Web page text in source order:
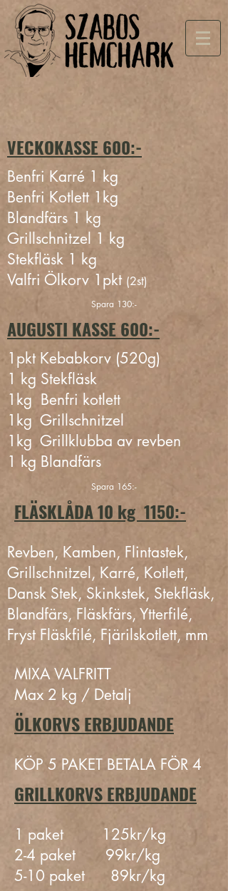
VECKOKASSE 600:-
Benfri Karré 1 kg
Benfri Kotlett 1kg
Blandfärs 1 kg
Grillschnitzel 1 kg
Stekfläsk 1 kg
Valfri Ölkorv 1pkt (2st)
Spara 130:-
AUGUSTI KASSE 600:-
1pkt Kebabkorv (520g)
1 kg Stekfläsk
1kg Benfri kotlett
1kg Grillschnitzel
1kg Grillklubba av revben
1 kg Blandfärs
Spara 165:-
FLÄSKLÅDA 10 kg 1150:-
Revben, Kamben, Flintastek,
Grillschnitzel, Karré, Kotlett,
Dansk Stek, Skinkstek, Stekfläsk,
Blandfärs, Fläskfärs, Ytterfilé,
Fryst Fläskfilé, Fjärilskotlett, mm
MIXA VALFRITT
Max 2 kg / Detalj
ÖLKORVS ERBJUDANDE
KÖP 5 PAKET BETALA FÖR 4
GRILLKORVS ERBJUDANDE
1 paket 125kr/kg
2-4 paket 99kr/kg
5-10 paket 89kr/kg